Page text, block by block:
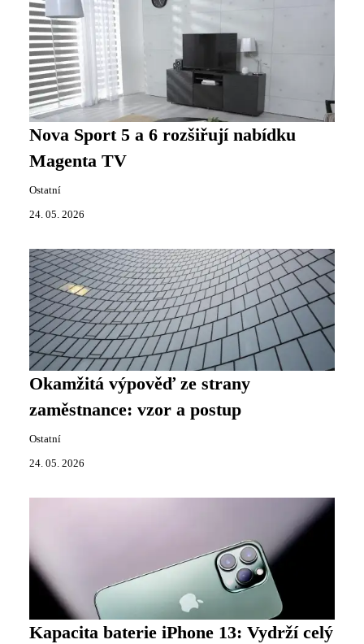
Nova Sport 5 a 6 rozšiřují nabídku
Magenta TV
Ostatní
24. 05. 2026
Okamžitá výpověď ze strany
zaměstnance: vzor a postup
Ostatní
24. 05. 2026
Kapacita baterie iPhone 13: Vydrží celý